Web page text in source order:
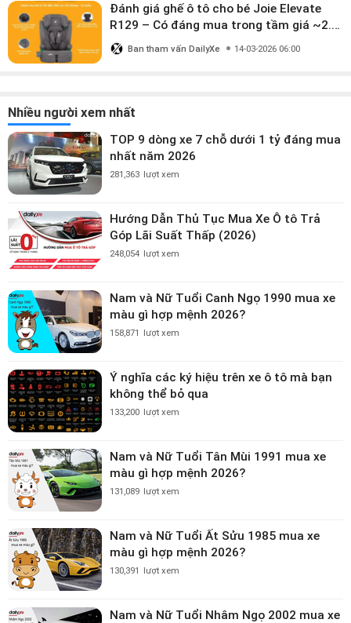
Đánh giá ghế ô tô cho bé Joie Elevate
R129 – Có đáng mua trong tầm giá ~2.8
triệu?
Ban tham vấn DailyXe 14-03-2026 06:00
Nhiều người xem nhất
TOP 9 dòng xe 7 chỗ dưới 1 tỷ đáng mua
nhất năm 2026
281,363 lượt xem
Hướng Dẫn Thủ Tục Mua Xe Ô tô Trả
Góp Lãi Suất Thấp (2026)
248,054 lượt xem
Nam và Nữ Tuổi Canh Ngọ 1990 mua xe
màu gì hợp mệnh 2026?
158,871 lượt xem
Ý nghĩa các ký hiệu trên xe ô tô mà bạn
không thể bỏ qua
133,200 lượt xem
Nam và Nữ Tuổi Tân Mùi 1991 mua xe
màu gì hợp mệnh 2026?
131,089 lượt xem
Nam và Nữ Tuổi Ất Sửu 1985 mua xe
màu gì hợp mệnh 2026?
130,391 lượt xem
Nam và Nữ Tuổi Nhâm Ngọ 2002 mua xe